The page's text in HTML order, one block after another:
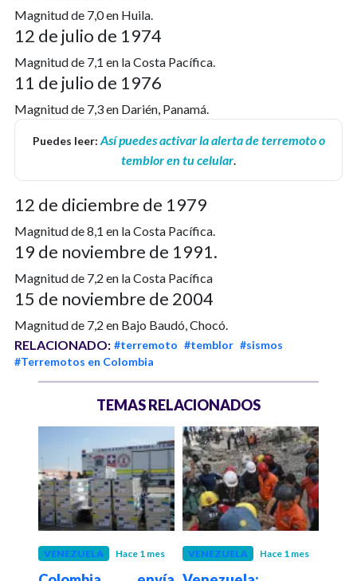
Magnitud de 7,0 en Huila.
12 de julio de 1974
Magnitud de 7,1 en la Costa Pacífica.
11 de julio de 1976
Magnitud de 7,3 en Darién, Panamá.
Puedes leer: Así puedes activar la alerta de terremoto o
temblor en tu celular.
12 de diciembre de 1979
Magnitud de 8,1 en la Costa Pacífica.
19 de noviembre de 1991.
Magnitud de 7,2 en la Costa Pacífica
15 de noviembre de 2004
Magnitud de 7,2 en Bajo Baudó, Chocó.
RELACIONADO: #terremoto #temblor #sismos
#Terremotos en Colombia
TEMAS RELACIONADOS
VENEZUELA Hace 1 mes VENEZUELA Hace 1 mes